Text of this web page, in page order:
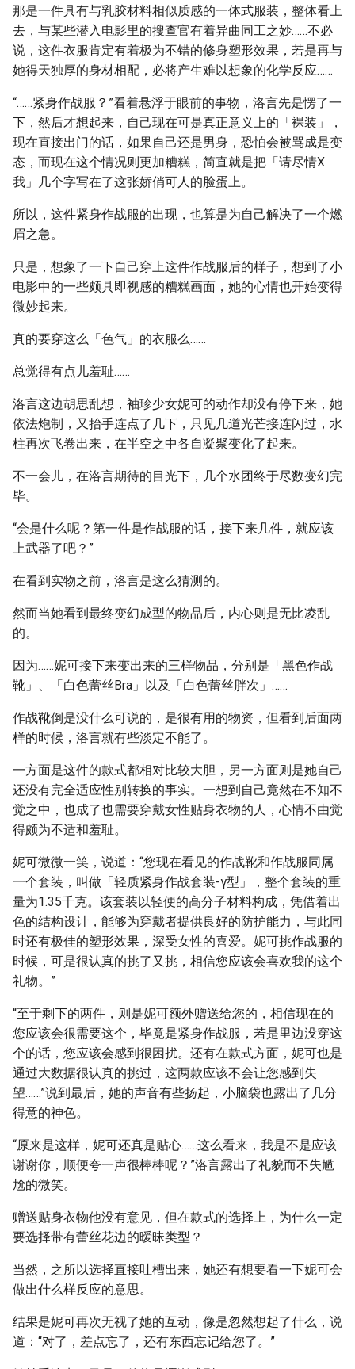
那是一件具有与乳胶材料相似质感的一体式服装，整体看上
去，与某些潜入电影里的搜查官有着异曲同工之妙……不必
说，这件衣服肯定有着极为不错的修身塑形效果，若是再与
她得天独厚的身材相配，必将产生难以想象的化学反应……
“……紧身作战服？”看着悬浮于眼前的事物，洛言先是愣了一
下，然后才想起来，自己现在可是真正意义上的「裸装」，
现在直接出门的话，如果自己还是男身，恐怕会被骂成是变
态，而现在这个情况则更加糟糕，简直就是把「请尽情X
我」几个字写在了这张娇俏可人的脸蛋上。
所以，这件紧身作战服的出现，也算是为自己解决了一个燃
眉之急。
只是，想象了一下自己穿上这件作战服后的样子，想到了小
电影中的一些颇具即视感的糟糕画面，她的心情也开始变得
微妙起来。
真的要穿这么「色气」的衣服么……
总觉得有点儿羞耻……
洛言这边胡思乱想，袖珍少女妮可的动作却没有停下来，她
依法炮制，又抬手连点了几下，只见几道光芒接连闪过，水
柱再次飞卷出来，在半空之中各自凝聚变化了起来。
不一会儿，在洛言期待的目光下，几个水团终于尽数变幻完
毕。
“会是什么呢？第一件是作战服的话，接下来几件，就应该
上武器了吧？”
在看到实物之前，洛言是这么猜测的。
然而当她看到最终变幻成型的物品后，内心则是无比凌乱
的。
因为……妮可接下来变出来的三样物品，分别是「黑色作战
靴」、「白色蕾丝Bra」以及「白色蕾丝胖次」……
作战靴倒是没什么可说的，是很有用的物资，但看到后面两
样的时候，洛言就有些淡定不能了。
一方面是这件的款式都相对比较大胆，另一方面则是她自己
还没有完全适应性别转换的事实。一想到自己竟然在不知不
觉之中，也成了也需要穿戴女性贴身衣物的人，心情不由觉
得颇为不适和羞耻。
妮可微微一笑，说道：“您现在看见的作战靴和作战服同属
一个套装，叫做「轻质紧身作战套装-γ型」，整个套装的重
量为1.35千克。该套装以轻便的高分子材料构成，凭借着出
色的结构设计，能够为穿戴者提供良好的防护能力，与此同
时还有极佳的塑形效果，深受女性的喜爱。妮可挑作战服的
时候，可是很认真的挑了又挑，相信您应该会喜欢我的这个
礼物。”
“至于剩下的两件，则是妮可额外赠送给您的，相信现在的
您应该会很需要这个，毕竟是紧身作战服，若是里边没穿这
个的话，您应该会感到很困扰。还有在款式方面，妮可也是
通过大数据很认真的挑过，这两款应该不会让您感到失
望……”说到最后，她的声音有些扬起，小脑袋也露出了几分
得意的神色。
“原来是这样，妮可还真是贴心……这么看来，我是不是应该
谢谢你，顺便夸一声很棒棒呢？”洛言露出了礼貌而不失尴
尬的微笑。
赠送贴身衣物他没有意见，但在款式的选择上，为什么一定
要选择带有蕾丝花边的暧昧类型？
当然，之所以选择直接吐槽出来，她还有想要看一下妮可会
做出什么样反应的意思。
结果是妮可再次无视了她的互动，像是忽然想起了什么，说
道：“对了，差点忘了，还有东西忘记给您了。”